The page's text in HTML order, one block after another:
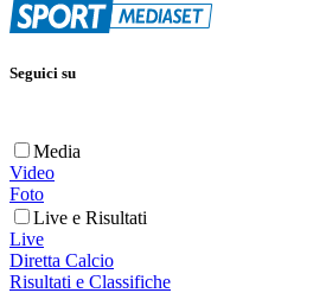
Seguici su
Media
Video
Foto
Live e Risultati
Live
Diretta Calcio
Risultati e Classifiche